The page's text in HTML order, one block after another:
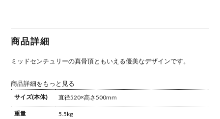
ダクト マー
ル ソファテ
ーブル
ネン リプロ
ァテーブル
ブル おしゃ
ウン ナチュ
商品詳細
ミッドセンチュリーの真骨頂ともいえる優美なデザインです。
商品詳細をもっと見る
サイズ(本体)
直径520×高さ500mm
重量 5.5kg